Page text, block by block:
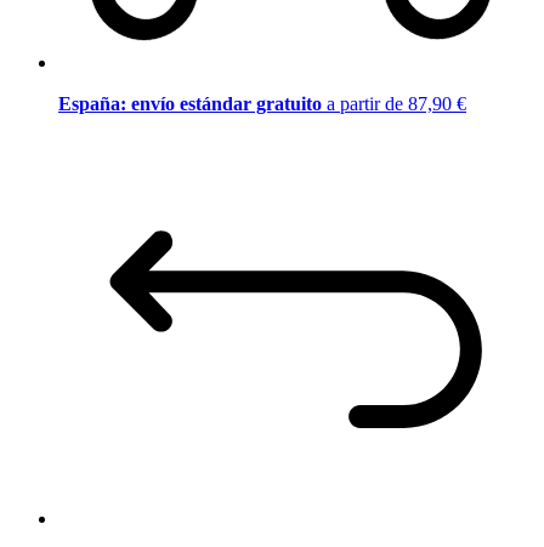
España: envío estándar gratuito a partir de 87,90 €